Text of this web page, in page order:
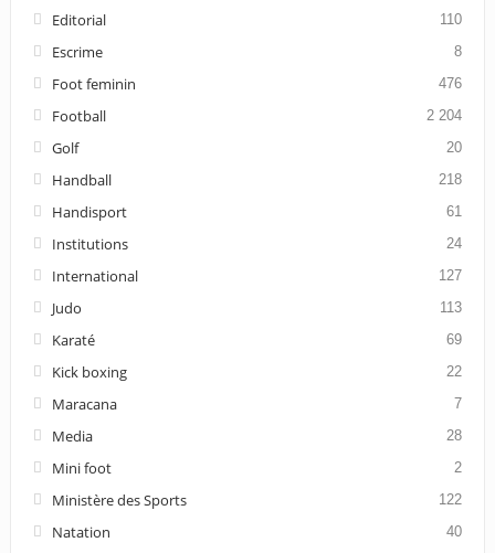
Editorial 110
Escrime 8
Foot feminin 476
Football 2 204
Golf 20
Handball 218
Handisport 61
Institutions 24
International 127
Judo 113
Karaté 69
Kick boxing 22
Maracana 7
Media 28
Mini foot 2
Ministère des Sports 122
Natation 40